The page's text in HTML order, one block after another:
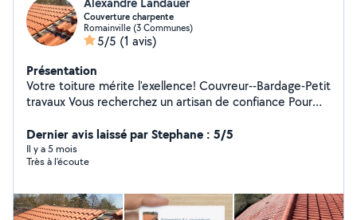
Couverture charpente
Romainville (3 Communes)
5/5 (1 avis)
Présentation
Votre toiture mérite l'exellence! Couvreur--Bardage-Petit
travaux Vous recherchez un artisan de confiance Pour
chercher plus! Couverture:Refection
complète,réparation de fuites,remplacement de tuiles
ou ardoises. :Pose et entretien de
Bardage:,composite ou metal -pour une façade
isolée,moderne et durable. Petit travaux:Entretien
Dernier avis laissé par Stephane : 5/5
Il y a 5 mois
Très à l’écoute